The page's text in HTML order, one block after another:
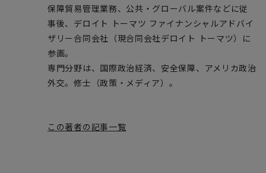
保障貿易管理業務、公共・グローバル案件などに従
事後、デロイト トーマツ ファイナンシャルアドバイ
ザリー合同会社（現合同会社デロイト トーマツ）に
参画。
専門分野は、国際政治経済、安全保障、アメリカ政治
外交。修士（政策・メディア）。
この著者の記事一覧